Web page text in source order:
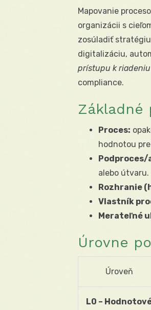
Mapovanie
organizácii s
zosúladiť
digitalizáciu,
prístupu k riadeniu
compliance.
Základné
Proces:
hodnotou
alebo útvaru.
Rozhranie
Vlastník
Merateľné
Úrovne
Úroveň
L0 –